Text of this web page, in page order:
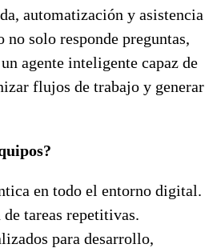
automatización y asistencia
no solo responde preguntas,
agente inteligente capaz de
flujos de trabajo y generar
en todo el entorno digital.
tareas repetitivas.
para desarrollo,